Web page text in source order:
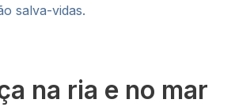
salva-vidas.
na ria e no mar